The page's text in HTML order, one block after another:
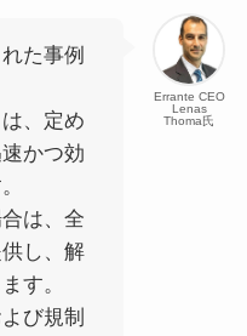
Errante CEO
Lenas
Thoma氏
た事例
、定め
かつ効
は、全
し、解
す。
び規制